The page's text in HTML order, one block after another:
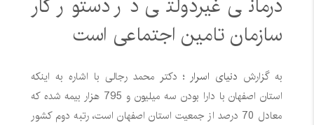
سازمان تامین اجتماعی است
به گزارش دنیای اسرار ؛ دکتر محمد رجالی با اشاره به اینکه
استان اصفهان با دارا بودن سه میلیون و 795 هزار بیمه شده که
معادل 70 درصد از جمعیت استان اصفهان است، رتبه دوم کشور